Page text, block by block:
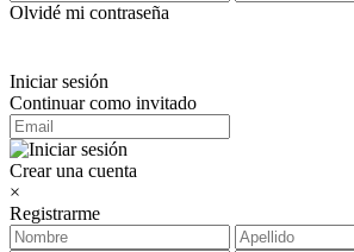
Olvidé mi contraseña
Iniciar sesión
Continuar como invitado
Crear una cuenta
×
Registrarme